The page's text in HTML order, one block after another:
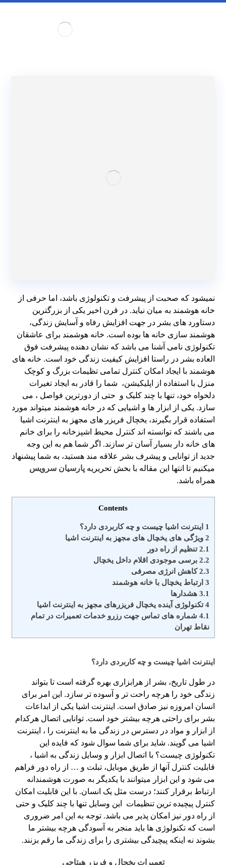
نمیشود که صحبت از پیشرفت و تکنولوژی باشد، اما حرفی از
خانه هوشمند به میان نیاید. در قرن اخیر یکی از بزرگترین
دستاورد های بشر در جهت افزایش رفاه و آسایش زندگی،
هوشمند سازی خانه ها بوده است. خانه هوشمند برای عاشقان
تکنولوژی نامی آشنا می باشد که نشان دهنده پیشرفت فوق
العاده بشر در راستا افزایش کیفیت زندگی خود است. خانه های
هوشمند با ایجاد امکان کنترل تمامی تظیمات بزرگ و کوچک
منزل با استفاده از اپلیکیشن، شما را قادر به ایجاد تغیرات
دلخواه خود، تنها با چند کلیک و حتی از دورترین فواصل ، می
سازد. یکی از ابزار ها و اشیایی که در خانه هوشمند میتواند مورد
استفاده قرار بگیرند، یخچال فریزر های مجهز به اینترنت اشیا
می باشند که توانسته اند کنترل محیط اشپزخانه را برای خانم
های خانه دار بسیار آسان تر سازند. اگر شما هم به این وجه
جدید از توانایی و پیشرف بشر علاقه مند هستید، به شما پیشنهاد
میکنیم تا انتها این مقاله با بخش تحریریهپارسیان سرویس
همراه باشد.
Contents
1 اینترنت اشیا چیست و چه کاربردی دارد؟
2 ویژگی های یخچال های مجهز به اینترنت اشیا
2.1تنظیم از راه دور
2.2 برسی موجودی اقلام داخل یخچال
2.3کاهش انرژی مصرفی
3 ارتباط یخچال با خانه هوشمند
3.1 هشدارها
4تکنولوژی آینده یخچال فریزرهای مجهز به اینترنت اشیا
4.1 شماره های تماس​ جهت رزرو خدمات تعمیرات در تمام
نقاط تهران
اینترنت اشیا چیست و چه کاربردی دارد؟
در طول تاریخ، بشر از هرابزاری بهره گرفته است تا بتواند
زندگی خود را هرچه راحت تر و آسوده تر سازد. این امر برای
انسان امروزه نیز صادق است. اینترنت اشیا یکی از ابداعات
بشر برای راحتی هرچه بیشتر خود است. توانایی اتصال هرکدام
از ابزار و مواد در دسترس در زندگی ما به اینترنت را ، اینترنت
اشیا می گویند. شاید برای شما سوال شود که فایده این
تکنولوژی چیست؟ با اتصال ابزار و وسایل زندگی به اشیا ،
قابلیت کنترل آنها از طریق موبایل، تبلت و … از راه دور فراهم
می شود و این ابزار میتوانند با یکدیگر به صورت هوشمندانه
ارتباط برقرار کنند؛ درست مثل یک انسان. با این قابلیت امکان
کنترل پیچیده ترین تنظیمات این وسایل تنها با چند کلیک و حتی
از راه دور نیز امکان پذیر می باشد. توجه به این امر ضروری
است که تکنولوژی ها باید منجر به آسودگی هرچه بیشتر ما
بشوند نه اینکه پیچیدگی بیشتری را برای زندگی ما رقم بزنند.
تعمیرات یخچال و فریزر هیتاچی